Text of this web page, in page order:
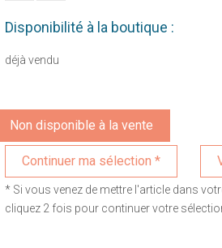
Disponibilité à la boutique :
déjà vendu
Non disponible à la vente
* Si vous venez de mettre l'article dans
cliquez 2 fois pour continuer votre